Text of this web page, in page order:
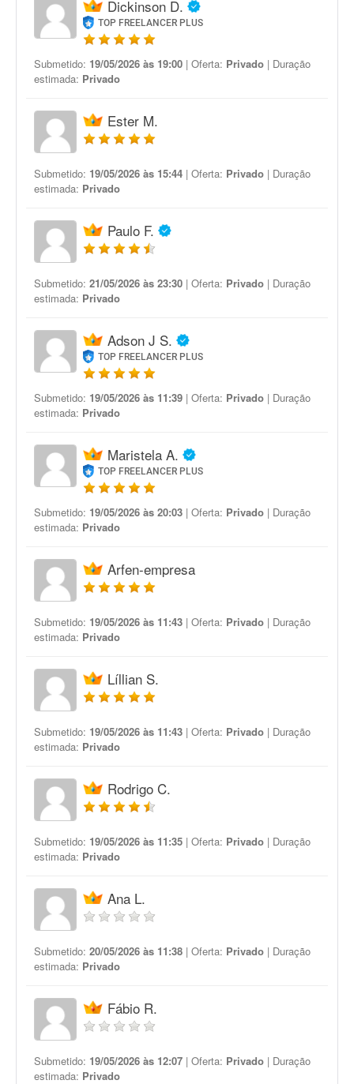
Dickinson D.
TOP FREELANCER PLUS
Submetido: 19/05/2026 às 19:00 | Oferta: Privado | Duração
estimada: Privado
Ester M.
Submetido: 19/05/2026 às 15:44 | Oferta: Privado | Duração
estimada: Privado
Paulo F.
Submetido: 21/05/2026 às 23:30 | Oferta: Privado | Duração
estimada: Privado
Adson J S.
TOP FREELANCER PLUS
Submetido: 19/05/2026 às 11:39 | Oferta: Privado | Duração
estimada: Privado
Maristela A.
TOP FREELANCER PLUS
Submetido: 19/05/2026 às 20:03 | Oferta: Privado | Duração
estimada: Privado
Arfen-empresa
Submetido: 19/05/2026 às 11:43 | Oferta: Privado | Duração
estimada: Privado
Líllian S.
Submetido: 19/05/2026 às 11:43 | Oferta: Privado | Duração
estimada: Privado
Rodrigo C.
Submetido: 19/05/2026 às 11:35 | Oferta: Privado | Duração
estimada: Privado
Ana L.
Submetido: 20/05/2026 às 11:38 | Oferta: Privado | Duração
estimada: Privado
Fábio R.
Submetido: 19/05/2026 às 12:07 | Oferta: Privado | Duração
estimada: Privado